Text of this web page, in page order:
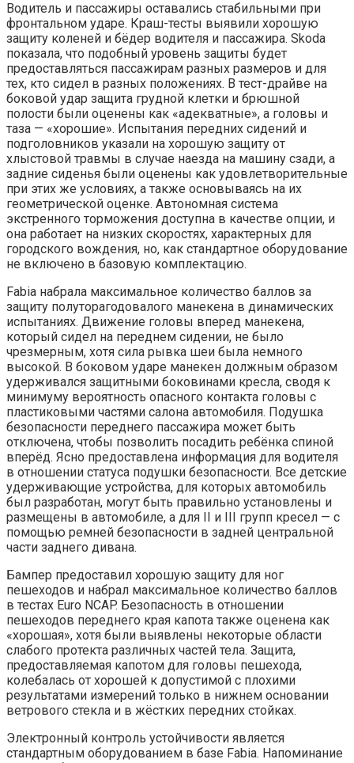
Водитель и пассажиры оставались стабильными при
фронтальном ударе. Краш-тесты выявили хорошую
защиту коленей и бёдер водителя и пассажира. Skoda
показала, что подобный уровень защиты будет
предоставляться пассажирам разных размеров и для
тех, кто сидел в разных положениях. В тест-драйве на
боковой удар защита грудной клетки и брюшной
полости были оценены как «адекватные», а головы и
таза — «хорошие». Испытания передних сидений и
подголовников указали на хорошую защиту от
хлыстовой травмы в случае наезда на машину сзади, а
задние сиденья были оценены как удовлетворительные
при этих же условиях, а также основываясь на их
геометрической оценке. Автономная система
экстренного торможения доступна в качестве опции, и
она работает на низких скоростях, характерных для
городского вождения, но, как стандартное оборудование
не включено в базовую комплектацию.
Fabia набрала максимальное количество баллов за
защиту полуторагодовалого манекена в динамических
испытаниях. Движение головы вперед манекена,
который сидел на переднем сидении, не было
чрезмерным, хотя сила рывка шеи была немного
высокой. В боковом ударе манекен должным образом
удерживался защитными боковинами кресла, сводя к
минимуму вероятность опасного контакта головы с
пластиковыми частями салона автомобиля. Подушка
безопасности переднего пассажира может быть
отключена, чтобы позволить посадить ребёнка спиной
вперёд. Ясно предоставлена информация для водителя
в отношении статуса подушки безопасности. Все детские
удерживающие устройства, для которых автомобиль
был разработан, могут быть правильно установлены и
размещены в автомобиле, а для II и III групп кресел — с
помощью ремней безопасности в задней центральной
части заднего дивана.
Бампер предоставил хорошую защиту для ног
пешеходов и набрал максимальное количество баллов
в тестах Euro NCAP. Безопасность в отношении
пешеходов переднего края капота также оценена как
«хорошая», хотя были выявлены некоторые области
слабого протекта различных частей тела. Защита,
предоставляемая капотом для головы пешехода,
колебалась от хорошей к допустимой с плохими
результатами измерений только в нижнем основании
ветрового стекла и в жёстких передних стойках.
Электронный контроль устойчивости является
стандартным оборудованием в базе Fabia. Напоминание